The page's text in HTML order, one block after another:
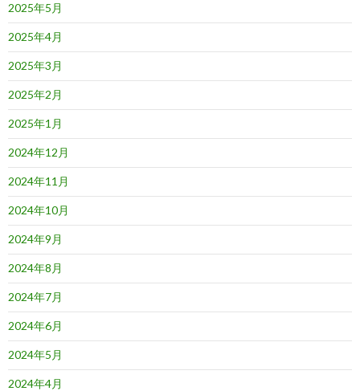
2025年5月
2025年4月
2025年3月
2025年2月
2025年1月
2024年12月
2024年11月
2024年10月
2024年9月
2024年8月
2024年7月
2024年6月
2024年5月
2024年4月